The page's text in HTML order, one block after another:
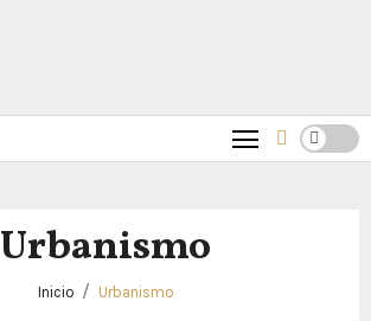
Urbanismo
Inicio Urbanismo